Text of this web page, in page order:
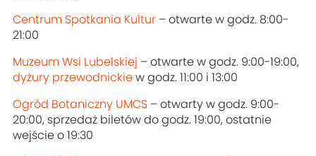
Centrum Spotkania Kultur – otwarte w godz. 8:00-
21:00
Muzeum Wsi Lubelskiej – otwarte w godz. 9:00-19:00,
dyżury przewodnickie w godz. 11:00 i 13:00
Ogród Botaniczny UMCS – otwarty w godz. 9:00-
20:00, sprzedaż biletów do godz. 19:00, ostatnie
wejście o 19:30